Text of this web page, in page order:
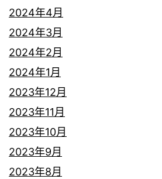
2024年4月
2024年3月
2024年2月
2024年1月
2023年12月
2023年11月
2023年10月
2023年9月
2023年8月